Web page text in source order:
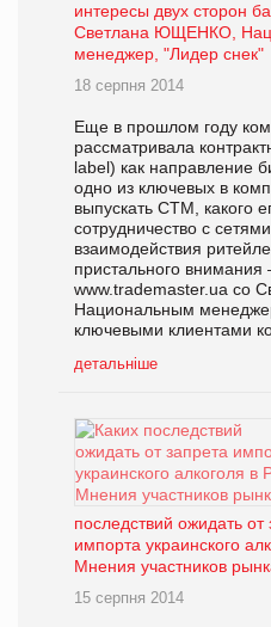
интересы двух сторон
Светлана ЮЩЕНКО,
менеджер, "Лидер снек"
18 серпня 2014
Еще в прошлом году
рассматривала
label) как направление
одно из ключевых в
выпускать СТМ, какого
сотрудничество с
взаимодействия
пристального внимания
www.trademaster.ua со
Национальным
ключевыми клиентами
детальніше
последствий ожидать от
импорта украинского
Мнения участников
15 серпня 2014